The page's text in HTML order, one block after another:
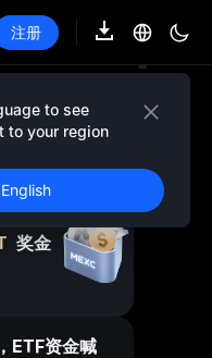
注册
to see
to your region
English
奖金
ETF资金喊